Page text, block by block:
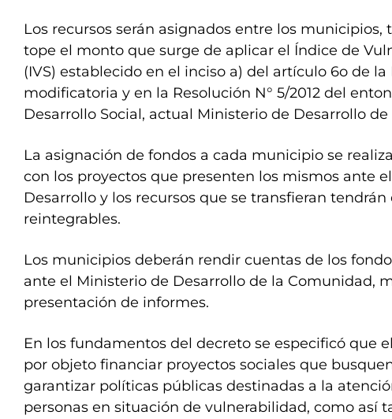
Los recursos serán asignados entre los municipios,
tope el monto que surge de aplicar el Índice de
(IVS) establecido en el inciso a) del artículo 6o de la
modificatoria y en la Resolución N° 5/2012 del
Desarrollo Social, actual Ministerio de Desarrollo
La asignación de fondos a cada municipio se
con los proyectos que presenten los mismos ante
Desarrollo y los recursos que se transfieran
reintegrables.
Los municipios deberán rendir cuentas de los
ante el Ministerio de Desarrollo de la Comunidad,
presentación de informes.
En los fundamentos del decreto se especificó que
por objeto financiar proyectos sociales que
garantizar políticas públicas destinadas a la
personas en situación de vulnerabilidad, como así